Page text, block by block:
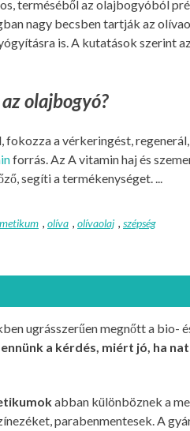
terméséből az olajbogyóból
nagy becsben tartják az
is. A kutatások szerint
olajbogyó?
fokozza a vérkeringést,
forrás. Az A vitamin haj és
segíti a termékenységet. ...
, olíva , olívaolaj , szépség
ugrásszerűen megnőtt a bio-
a kérdés, miért jó, ha
abban különböznek a
parabenmentesek. A